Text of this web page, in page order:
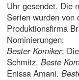
Uhr gesendet. Die
Serien wurden von
Produktionsfirma
Nominierungen:
Bester Komiker:
Schmitz. Beste
Enissa Amani.